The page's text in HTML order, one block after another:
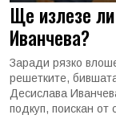
Ще излезе
Иванчева?
Заради рязко
решетките,
Десислава
подкуп, поискан от